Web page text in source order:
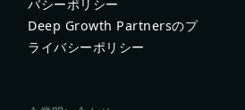
バシーポリシー
Deep Growth Partnersのプ
ライバシーポリシー